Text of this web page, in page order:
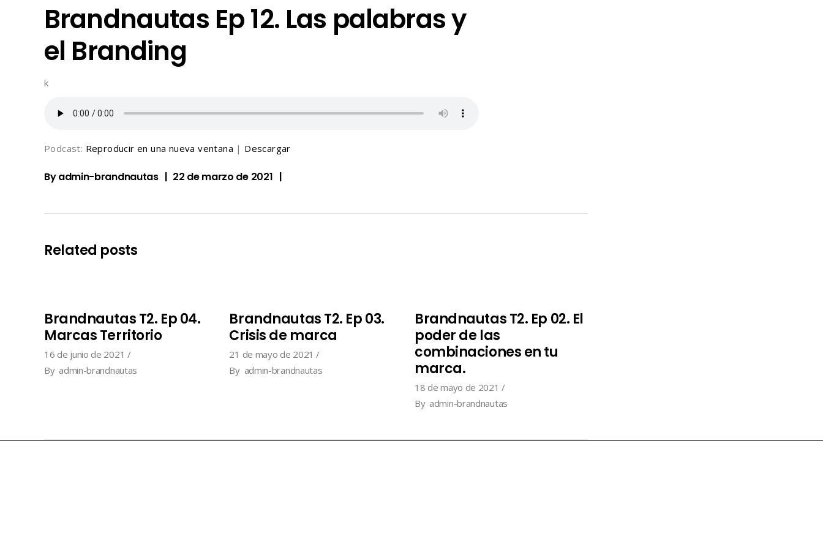
Brandnautas Ep 12. Las palabras y
el Branding
k
Podcast: Reproducir en una nueva ventana | Descargar
Byadmin-brandnautas 22 de marzo de 2021
Related posts
Brandnautas T2. Ep 04.
Marcas Territorio
16 de junio de 2021
By admin-brandnautas
Brandnautas T2. Ep 03.
Crisis de marca
21 de mayo de 2021
By admin-brandnautas
Brandnautas T2. Ep 02. El
poder de las
combinaciones en tu
marca.
18 de mayo de 2021
By admin-brandnautas